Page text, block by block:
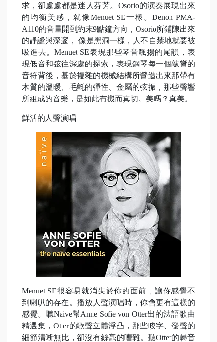
求，卻處處都是迷人芬芳。Osorio的演奏展現出來
的均衡美感，就像Menuet SE一樣。Denon PMA-
A110的音量開到約末9點鐘方向，Osorio所鋪陳出來
的靜謐與深邃， 像是黑洞一樣，人不自禁地就要被
吸進去。Menuet SE表現那些琴音飄揚的尾韻，表
現低音和弦往深處的探索，表現鋼琴每一個敲響的
音符背後，基於複雜的機械結構所營造出來那帶有
木質的溫暖、毛氈的彈性、金屬的弦振，那些聲響
所組成的音樂，是如此有機而真切。美嗎？真美。
鮮活的人聲演唱
Menuet SE很容易就消失於你的面前，讓你感覺不
到喇叭的存在。播放人聲演唱時，你會更有這樣的
感覺。聽Naive幫Anne Sofie von Otter出的法語歌曲
精選集，Otter的歌聲立體浮凸，那些咬字、發聲的
細節清晰無比，卻沒有絲毫的嘈雜。聽Otter的轉音